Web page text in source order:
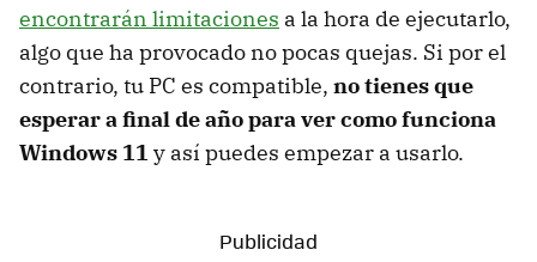
encontrarán limitaciones a la hora de ejecutarlo,
algo que ha provocado no pocas quejas. Si por el
contrario, tu PC es compatible, no tienes que
esperar a final de año para ver como funciona
Windows 11 y así puedes empezar a usarlo.